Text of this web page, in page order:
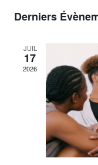
une
Derniers
JUIL
17
2026